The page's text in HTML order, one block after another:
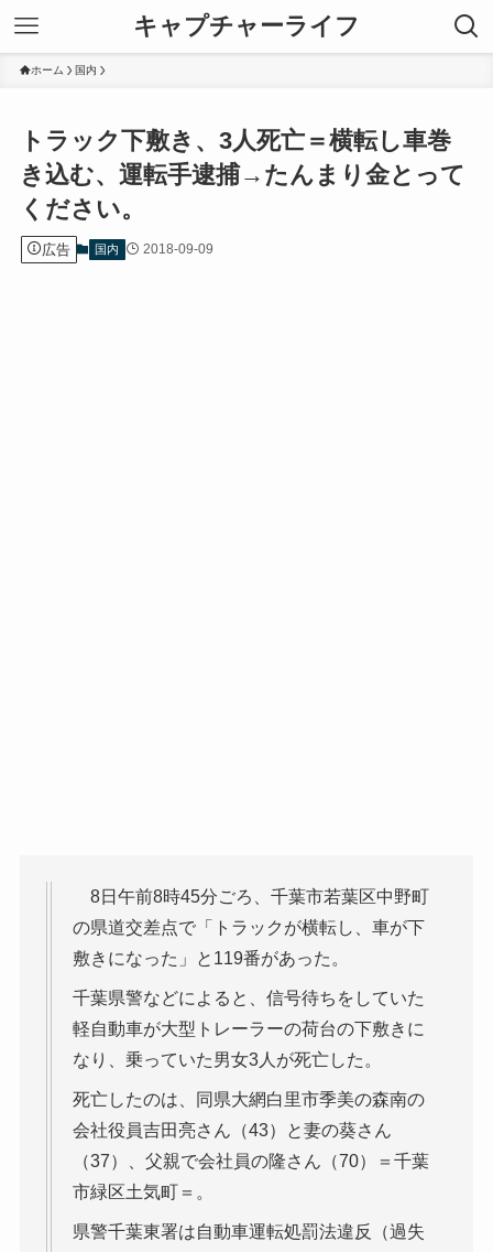
キャプチャーライフ
ホーム 国内
トラック下敷き、3人死亡＝横転し車巻
き込む、運転手逮捕→たんまり金とって
ください。
広告 国内 2018-09-09
8日午前8時45分ごろ、千葉市若葉区中野町
の県道交差点で「トラックが横転し、車が下
敷きになった」と119番があった。
千葉県警などによると、信号待ちをしていた
軽自動車が大型トレーラーの荷台の下敷きに
なり、乗っていた男女3人が死亡した。
死亡したのは、同県大網白里市季美の森南の
会社役員吉田亮さん（43）と妻の葵さん
（37）、父親で会社員の隆さん（70）＝千葉
市緑区土気町＝。
県警千葉東署は自動車運転処罰法違反（過失